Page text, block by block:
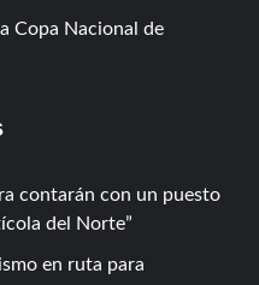
Copa Nacional de
contarán con un puesto
del Norte
en ruta para